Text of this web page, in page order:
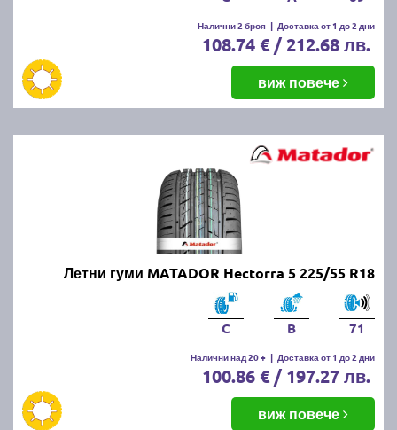
Налични 2 броя | Доставка от 1 до 2 дни
108.74 € / 212.68 лв.
виж повече
Летни гуми MATADOR Hectorra 5 225/55 R18
C B 71
Налични над 20 + | Доставка от 1 до 2 дни
100.86 € / 197.27 лв.
виж повече